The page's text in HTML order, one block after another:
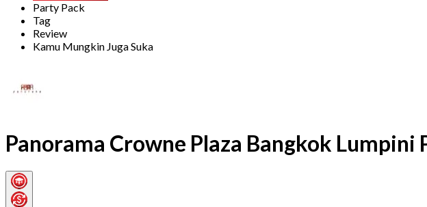
Party Pack
Tag
Review
Kamu Mungkin Juga Suka
Panorama Crowne Plaza Bangkok Lumpini